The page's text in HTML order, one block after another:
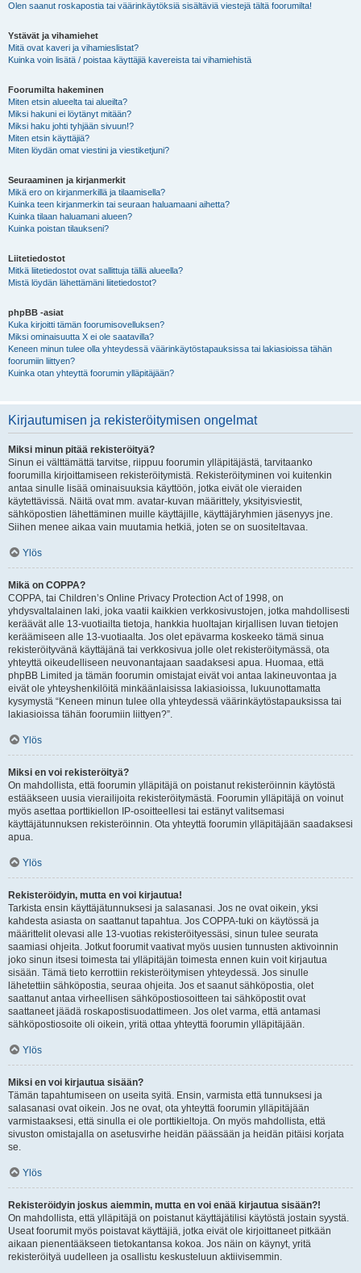
Olen saanut roskapostia tai väärinkäytöksiä sisältäviä viestejä tältä foorumilta!
Ystävät ja vihamiehet
Mitä ovat kaveri ja vihamieslistat?
Kuinka voin lisätä / poistaa käyttäjiä kavereista tai vihamiehistä
Foorumilta hakeminen
Miten etsin alueelta tai alueilta?
Miksi hakuni ei löytänyt mitään?
Miksi haku johti tyhjään sivuun!?
Miten etsin käyttäjiä?
Miten löydän omat viestini ja viestiketjuni?
Seuraaminen ja kirjanmerkit
Mikä ero on kirjanmerkillä ja tilaamisella?
Kuinka teen kirjanmerkin tai seuraan haluamaani aihetta?
Kuinka tilaan haluamani alueen?
Kuinka poistan tilaukseni?
Liitetiedostot
Mitkä liitetiedostot ovat sallittuja tällä alueella?
Mistä löydän lähettämäni liitetiedostot?
phpBB -asiat
Kuka kirjoitti tämän foorumisovelluksen?
Miksi ominaisuutta X ei ole saatavilla?
Keneen minun tulee olla yhteydessä väärinkäytöstapauksissa tai lakiasioissa tähän
foorumiin liittyen?
Kuinka otan yhteyttä foorumin ylläpitäjään?
Kirjautumisen ja rekisteröitymisen ongelmat
Miksi minun pitää rekisteröityä?
Sinun ei välttämättä tarvitse, riippuu foorumin ylläpitäjästä, tarvitaanko
foorumilla kirjoittamiseen rekisteröitymistä. Rekisteröityminen voi kuitenkin
antaa sinulle lisää ominaisuuksia käyttöön, jotka eivät ole vieraiden
käytettävissä. Näitä ovat mm. avatar-kuvan määrittely, yksityisviestit,
sähköpostien lähettäminen muille käyttäjille, käyttäjäryhmien jäsenyys jne.
Siihen menee aikaa vain muutamia hetkiä, joten se on suositeltavaa.
Ylös
Mikä on COPPA?
COPPA, tai Children’s Online Privacy Protection Act of 1998, on
yhdysvaltalainen laki, joka vaatii kaikkien verkkosivustojen, jotka mahdollisesti
keräävät alle 13-vuotiailta tietoja, hankkia huoltajan kirjallisen luvan tietojen
keräämiseen alle 13-vuotiaalta. Jos olet epävarma koskeeko tämä sinua
rekisteröityvänä käyttäjänä tai verkkosivua jolle olet rekisteröitymässä, ota
yhteyttä oikeudelliseen neuvonantajaan saadaksesi apua. Huomaa, että
phpBB Limited ja tämän foorumin omistajat eivät voi antaa lakineuvontaa ja
eivät ole yhteyshenkilöitä minkäänlaisissa lakiasioissa, lukuunottamatta
kysymystä “Keneen minun tulee olla yhteydessä väärinkäytöstapauksissa tai
lakiasioissa tähän foorumiin liittyen?”.
Ylös
Miksi en voi rekisteröityä?
On mahdollista, että foorumin ylläpitäjä on poistanut rekisteröinnin käytöstä
estääkseen uusia vierailijoita rekisteröitymästä. Foorumin ylläpitäjä on voinut
myös asettaa porttikiellon IP-osoitteellesi tai estänyt valitsemasi
käyttäjätunnuksen rekisteröinnin. Ota yhteyttä foorumin ylläpitäjään saadaksesi
apua.
Ylös
Rekisteröidyin, mutta en voi kirjautua!
Tarkista ensin käyttäjätunnuksesi ja salasanasi. Jos ne ovat oikein, yksi
kahdesta asiasta on saattanut tapahtua. Jos COPPA-tuki on käytössä ja
määrittelit olevasi alle 13-vuotias rekisteröityessäsi, sinun tulee seurata
saamiasi ohjeita. Jotkut foorumit vaativat myös uusien tunnusten aktivoinnin
joko sinun itsesi toimesta tai ylläpitäjän toimesta ennen kuin voit kirjautua
sisään. Tämä tieto kerrottiin rekisteröitymisen yhteydessä. Jos sinulle
lähetettiin sähköpostia, seuraa ohjeita. Jos et saanut sähköpostia, olet
saattanut antaa virheellisen sähköpostiosoitteen tai sähköpostit ovat
saattaneet jäädä roskapostisuodattimeen. Jos olet varma, että antamasi
sähköpostiosoite oli oikein, yritä ottaa yhteyttä foorumin ylläpitäjään.
Ylös
Miksi en voi kirjautua sisään?
Tämän tapahtumiseen on useita syitä. Ensin, varmista että tunnuksesi ja
salasanasi ovat oikein. Jos ne ovat, ota yhteyttä foorumin ylläpitäjään
varmistaaksesi, että sinulla ei ole porttikieltoja. On myös mahdollista, että
sivuston omistajalla on asetusvirhe heidän päässään ja heidän pitäisi korjata
se.
Ylös
Rekisteröidyin joskus aiemmin, mutta en voi enää kirjautua sisään?!
On mahdollista, että ylläpitäjä on poistanut käyttäjätilisi käytöstä jostain syystä.
Useat foorumit myös poistavat käyttäjiä, jotka eivät ole kirjoittaneet pitkään
aikaan pienentääkseen tietokantansa kokoa. Jos näin on käynyt, yritä
rekisteröityä uudelleen ja osallistu keskusteluun aktiivisemmin.